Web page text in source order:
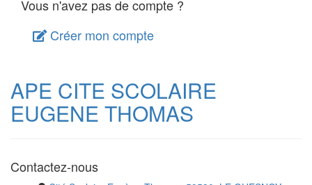
Vous n'avez pas de compte ?
Créer mon compte
APE CITE SCOLAIRE
EUGENE THOMAS
Contactez-nous